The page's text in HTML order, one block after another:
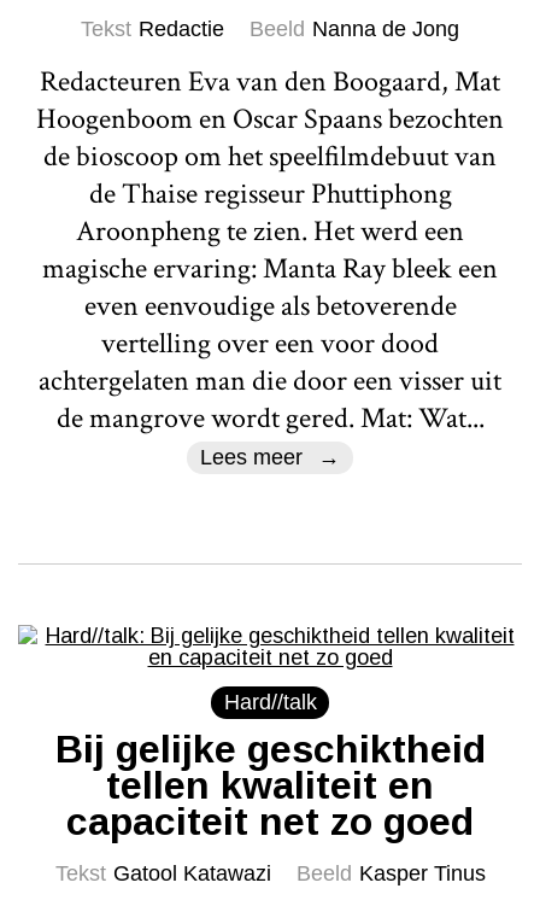
Tekst Redactie Beeld Nanna de Jong
Redacteuren Eva van den Boogaard, Mat
Hoogenboom en Oscar Spaans bezochten
de bioscoop om het speelfilmdebuut van
de Thaise regisseur Phuttiphong
Aroonpheng te zien. Het werd een
magische ervaring: Manta Ray bleek een
even eenvoudige als betoverende
vertelling over een voor dood
achtergelaten man die door een visser uit
de mangrove wordt gered. Mat: Wat...
Lees meer
Hard//talk
Bij gelijke geschiktheid
tellen kwaliteit en
capaciteit net zo goed
Tekst Gatool Katawazi Beeld Kasper Tinus